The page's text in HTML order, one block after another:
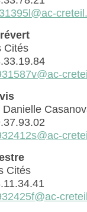
Cités
Danielle
Cités